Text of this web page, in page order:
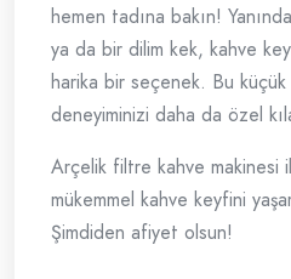
hemen tadına bakın!
ya da bir dilim kek, kahve
harika bir seçenek. Bu
deneyiminizi daha da özel
Arçelik filtre kahve makinesi
mükemmel kahve keyfini
Şimdiden afiyet olsun!